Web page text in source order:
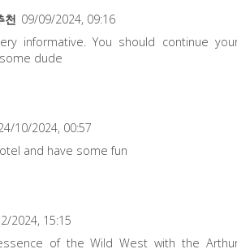
천 09/09/2024, 09:16
informative. You should continue
dude
10/2024, 00:57
and have some fun
2024, 15:15
of the Wild West with the